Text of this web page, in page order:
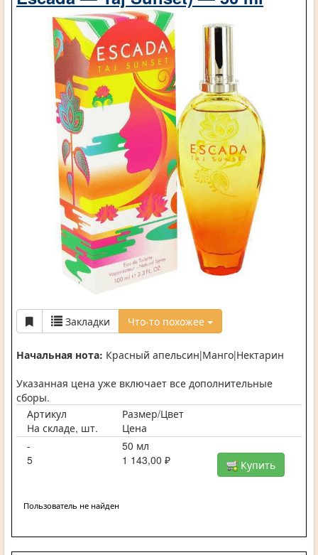
Закладки Что-то похожее
Начальная нота: Красный апельсин|Манго|Нектарин
Указанная цена уже включает все дополнительные
сборы.
Артикул
Размер/Цвет
На складе, шт.
Цена
-
50 мл
5
1 143,00 ₽ Купить
Пользователь не найден